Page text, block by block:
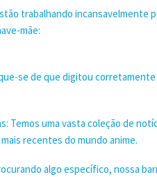
trabalhando
mãe:
se de que digitou corretamente
Temos uma vasta coleção de
recentes do mundo anime.
algo específico, nossa